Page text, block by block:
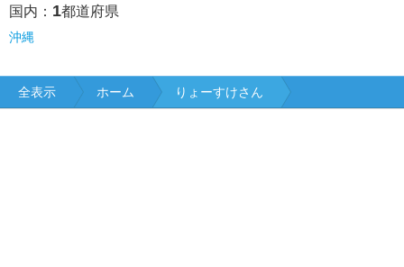
国内： 1都道府県
沖縄
全表示 ホーム りょーすけさん